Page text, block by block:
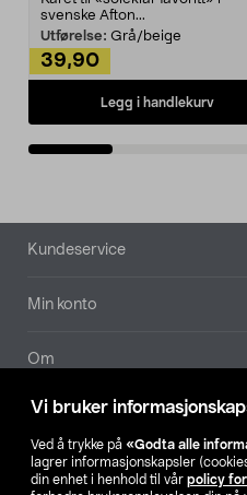
Vi bruker
Ved å trykke på «Godta alle
lagrer informasjonskapsler
din enhet i henhold til vår policy
svenske Afton...
Utførelse: Grå/beige
39,90
Legg i handlekurv
Bunntekst
Kundeservice
Min konto
Om
Aktuelt
Våre selskaper